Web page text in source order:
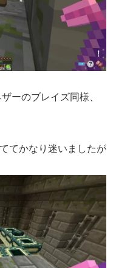
ーのブレイズ同様、
てかなり迷いましたが